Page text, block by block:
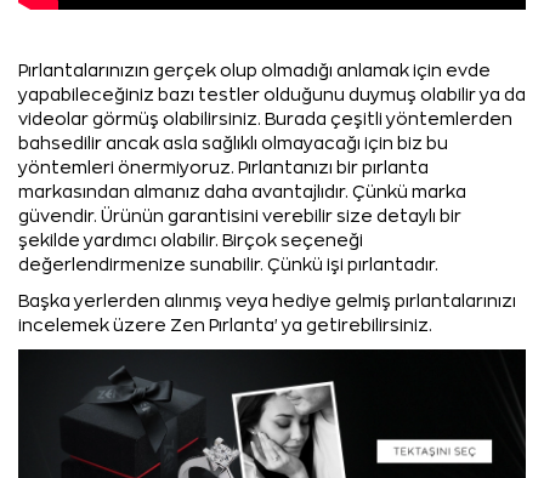
Pırlantalarınızın gerçek olup olmadığı anlamak için evde
yapabileceğiniz bazı testler olduğunu duymuş olabilir ya da
videolar görmüş olabilirsiniz. Burada çeşitli yöntemlerden
bahsedilir ancak asla sağlıklı olmayacağı için biz bu
yöntemleri önermiyoruz. Pırlantanızı bir pırlanta
markasından almanız daha avantajlıdır. Çünkü marka
güvendir. Ürünün garantisini verebilir size detaylı bir
şekilde yardımcı olabilir. Birçok seçeneği
değerlendirmenize sunabilir. Çünkü işi pırlantadır.
Başka yerlerden alınmış veya hediye gelmiş pırlantalarınızı
incelemek üzere Zen Pırlanta' ya getirebilirsiniz.